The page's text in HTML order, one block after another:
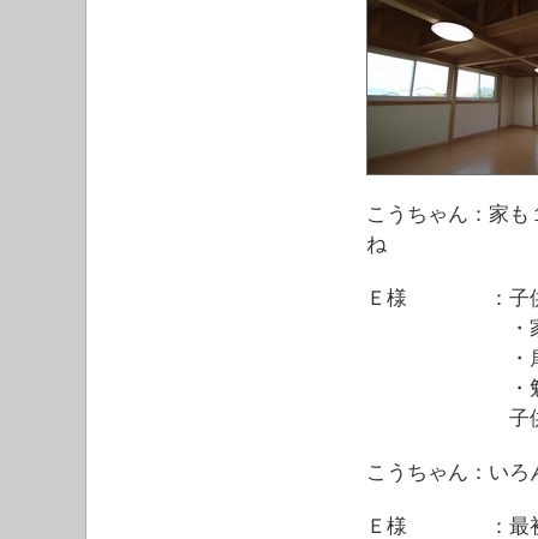
こうちゃん：家
ね
Ｅ様 ：子供室
・家具で
・扉をつ
・勉強はリ
子供たちが
こうちゃん：い
Ｅ様 ：最初か